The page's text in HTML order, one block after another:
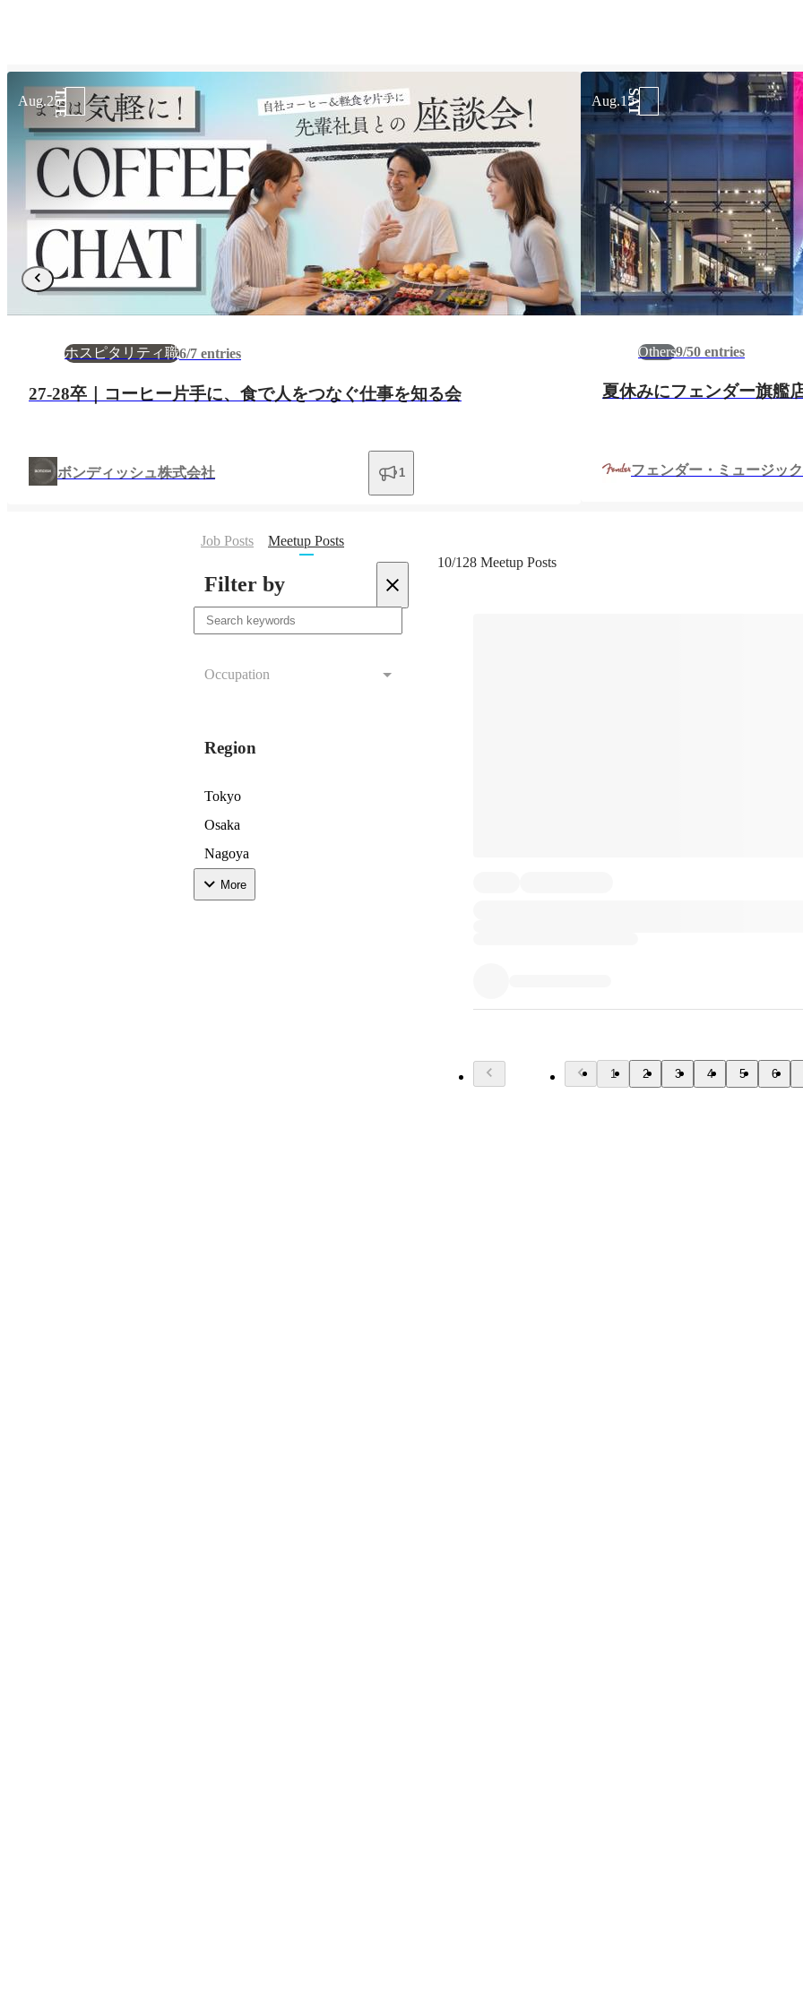
Aug.25TUE
ホスピタリティ職6/7 entries
27-28卒｜コーヒー片手に、食で人をつなぐ仕事を知る会
ボンディッシュ株式会社 1
Aug.15SAT
Others9/50 entries
夏休みにフェンダー旗艦
フェンダー・ミュージッ
Job Posts Meetup Posts
Filter by
Occupation
Region
Tokyo
Osaka
Nagoya
Kyoto
More
10/128 Meetup Posts
1 2 3 4 5 6